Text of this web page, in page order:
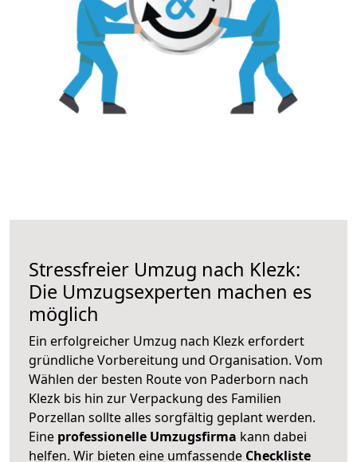
Stressfreier Umzug nach Klezk:
Die Umzugsexperten machen es
möglich
Ein erfolgreicher Umzug nach Klezk erfordert
gründliche Vorbereitung und Organisation. Vom
Wählen der besten Route von Paderborn nach
Klezk bis hin zur Verpackung des Familien
Porzellan sollte alles sorgfältig geplant werden.
Eine professionelle Umzugsfirma kann dabei
helfen. Wir bieten eine umfassende Checkliste